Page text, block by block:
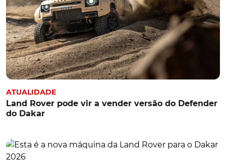
ATUALIDADE
Land Rover pode vir a vender versão do Defender
do Dakar